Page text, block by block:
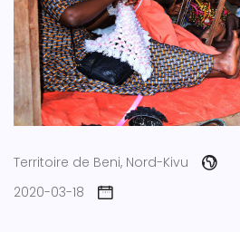
Territoire de Beni, Nord-Kivu
2020-03-18